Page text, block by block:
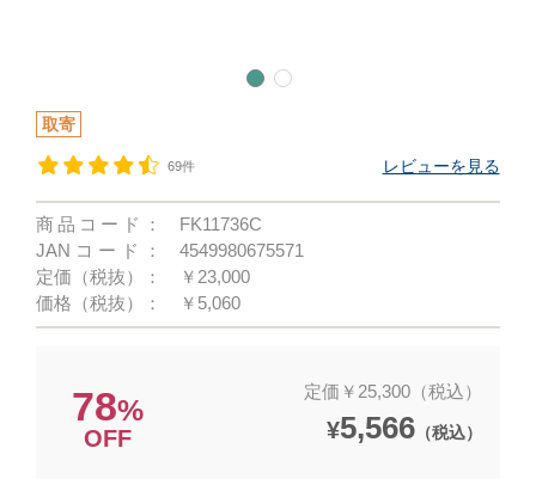
取寄
69件 レビューを見る
商品コード：
FK11736C
JANコード：
4549980675571
定価（税抜）：
￥23,000
価格（税抜）：
￥5,060
78%
OFF
定価￥25,300（税込）
¥5,566（税込）